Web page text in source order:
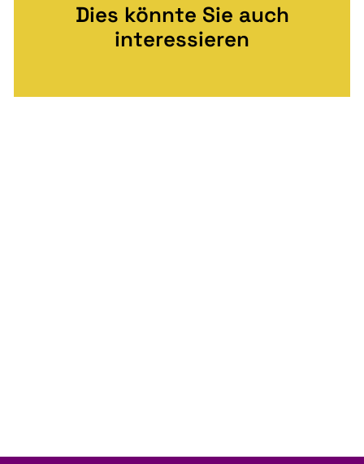
Dies könnte Sie auch
interessieren